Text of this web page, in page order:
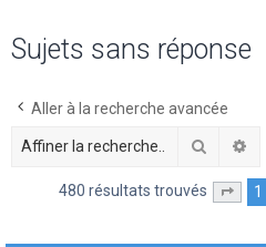
Sujets sans réponse
Aller à la recherche avancée
480 résultats trouvés Page
1